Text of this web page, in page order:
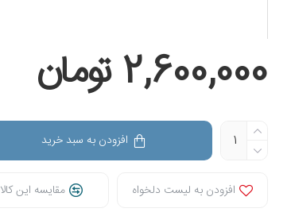
2,600,000 تومان
افزودن به سبد خرید
افزودن به لیست دلخواه مقایسه این کالا